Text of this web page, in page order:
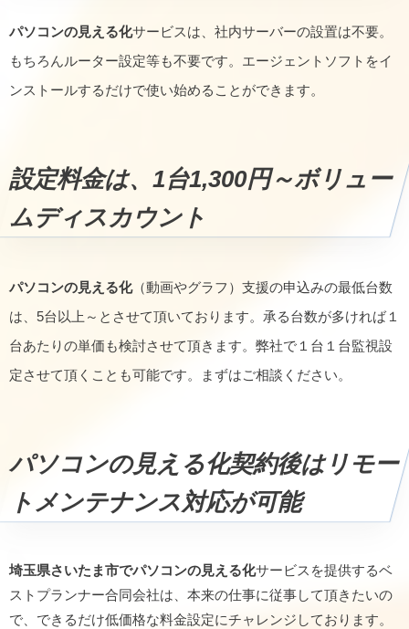
パソコンの見える化サービスは、社内サーバーの設置は不要。
もちろんルーター設定等も不要です。エージェントソフトをイ
ンストールするだけで使い始めることができます。
設定料金は、1台1,300円～ボリュー
ムディスカウント
パソコンの見える化（動画やグラフ）支援の申込みの最低台数
は、5台以上～とさせて頂いております。承る台数が多ければ１
台あたりの単価も検討させて頂きます。弊社で１台１台監視設
定させて頂くことも可能です。まずはご相談ください。
パソコンの見える化契約後はリモー
トメンテナンス対応が可能
埼玉県さいたま市でパソコンの見える化サービスを提供するベ
ストプランナー合同会社は、本来の仕事に従事して頂きたいの
で、できるだけ低価格な料金設定にチャレンジしております。